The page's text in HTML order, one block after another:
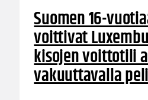
Suomen 16-
voittivat
kisojen voittotili
vakuuttavalla